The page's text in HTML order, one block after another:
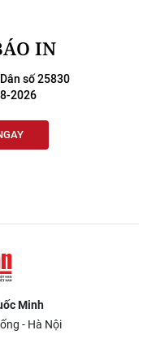
IN
số 25830
2026
Minh
- Hà Nội